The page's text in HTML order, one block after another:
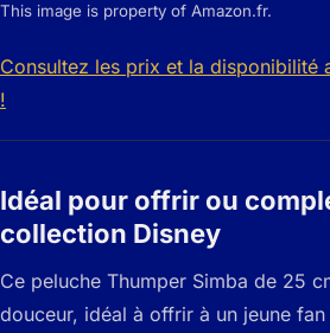
This image is property of Amazon.fr.
Consultez les prix et la disponibilité
!
Idéal pour offrir ou
collection Disney
Ce peluche Thumper Simba de 25
douceur, idéal à offrir à un jeune